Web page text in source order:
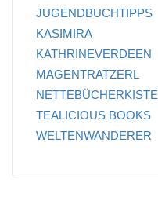
JUGENDBUCHTIPPS
KASIMIRA
KATHRINEVERDEEN
MAGENTRATZERL
NETTEBÜCHERKISTE
TEALICIOUS BOOKS
WELTENWANDERER